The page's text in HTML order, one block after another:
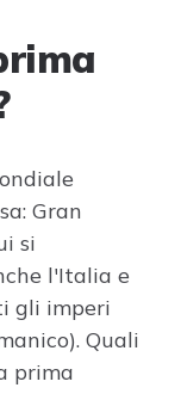
Gran
si
l'Italia e
gli imperi
Quali
prima